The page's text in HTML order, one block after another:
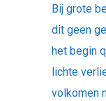
Bij grote
dit geen
het begin
lichte
volkomen